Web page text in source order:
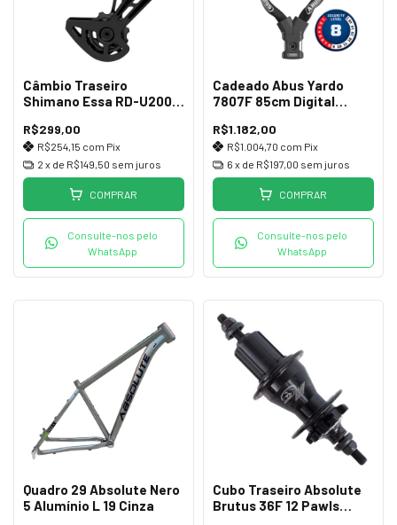
Câmbio Traseiro
Shimano Essa RD-U2000
R$299,00
R$254,15 com Pix
2 x de R$149,50 sem juros
COMPRAR
Consulte-nos pelo
WhatsApp
Cadeado Abus Yardo
7807F 85cm Digital
R$1.182,00
R$1.004,70 com Pix
6 x de R$197,00 sem juros
COMPRAR
Consulte-nos pelo
WhatsApp
Quadro 29 Absolute Nero
5 Alumínio L 19 Cinza
Cubo Traseiro Absolute
Brutus 36F 12 Pawls